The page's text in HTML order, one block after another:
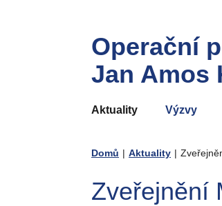
Operační
Jan Amos
Aktuality Výzvy
Domů | Aktuality |
Zveřejnění